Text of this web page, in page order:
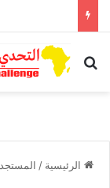
بحث عن
الرئيسية /